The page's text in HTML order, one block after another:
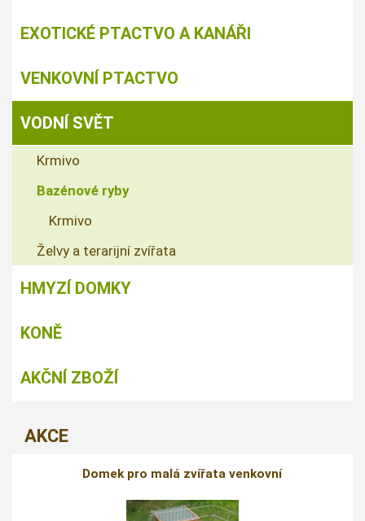
EXOTICKÉ PTACTVO A KANÁŘI
VENKOVNÍ PTACTVO
VODNÍ SVĚT
Krmivo
Bazénové ryby
Krmivo
Želvy a terarijní zvířata
HMYZÍ DOMKY
KONĚ
AKČNÍ ZBOŽÍ
AKCE
Domek pro malá zvířata venkovní